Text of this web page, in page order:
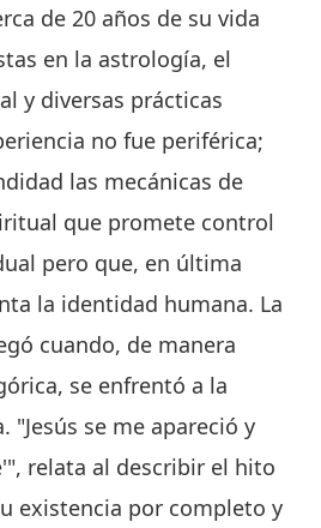
de 20 años de su vida
en la astrología, el
y diversas prácticas
no fue periférica;
las mecánicas de
que promete control
pero que, en última
la identidad humana. La
cuando, de manera
se enfrentó a la
"Jesús se me apareció y
relata al describir el hito
existencia por completo y